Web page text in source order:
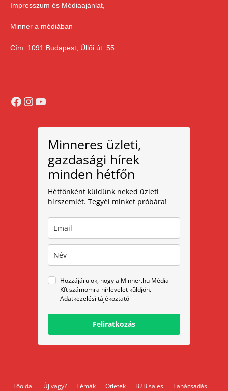
Impresszum és Médiaajánlat,
Minner a médiában
Cím: 1091 Budapest, Üllői út. 55.
Facebook
Instagram
YouTube
Minneres üzleti,
gazdasági hírek
minden hétfőn
Hétfőnként küldünk neked üzleti
hírszemlét. Tegyél minket próbára!
Hozzájárulok, hogy a Minner.hu Média
Kft számomra hírlevelet küldjön.
Adatkezelési tájékoztató
Feliratkozás
Főoldal Új vagy? Témák Ötletek B2B sales Tanácsadás